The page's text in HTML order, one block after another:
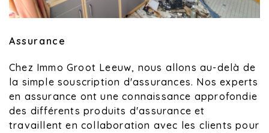
Assurance
Chez Immo Groot Leeuw, nous allons au-delà de
la simple souscription d'assurances. Nos experts
en assurance ont une connaissance approfondie
des différents produits d'assurance et
travaillent en collaboration avec les clients pour